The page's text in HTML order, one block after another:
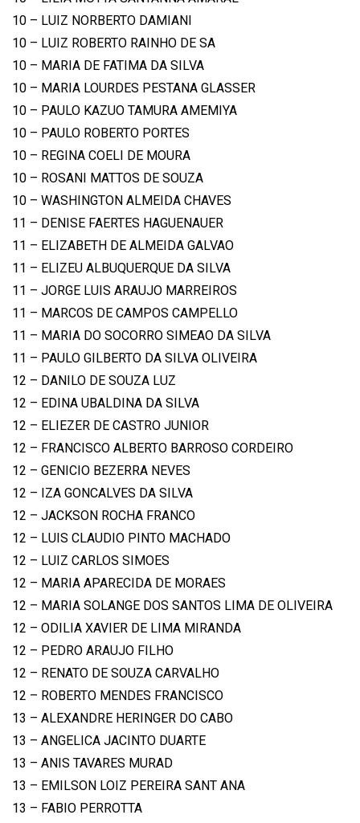
10 – LUIZ NORBERTO DAMIANI
10 – LUIZ ROBERTO RAINHO DE SA
10 – MARIA DE FATIMA DA SILVA
10 – MARIA LOURDES PESTANA GLASSER
10 – PAULO KAZUO TAMURA AMEMIYA
10 – PAULO ROBERTO PORTES
10 – REGINA COELI DE MOURA
10 – ROSANI MATTOS DE SOUZA
10 – WASHINGTON ALMEIDA CHAVES
11 – DENISE FAERTES HAGUENAUER
11 – ELIZABETH DE ALMEIDA GALVAO
11 – ELIZEU ALBUQUERQUE DA SILVA
11 – JORGE LUIS ARAUJO MARREIROS
11 – MARCOS DE CAMPOS CAMPELLO
11 – MARIA DO SOCORRO SIMEAO DA SILVA
11 – PAULO GILBERTO DA SILVA OLIVEIRA
12 – DANILO DE SOUZA LUZ
12 – EDINA UBALDINA DA SILVA
12 – ELIEZER DE CASTRO JUNIOR
12 – FRANCISCO ALBERTO BARROSO CORDEIRO
12 – GENICIO BEZERRA NEVES
12 – IZA GONCALVES DA SILVA
12 – JACKSON ROCHA FRANCO
12 – LUIS CLAUDIO PINTO MACHADO
12 – LUIZ CARLOS SIMOES
12 – MARIA APARECIDA DE MORAES
12 – MARIA SOLANGE DOS SANTOS LIMA DE OLIVEIRA
12 – ODILIA XAVIER DE LIMA MIRANDA
12 – PEDRO ARAUJO FILHO
12 – RENATO DE SOUZA CARVALHO
12 – ROBERTO MENDES FRANCISCO
13 – ALEXANDRE HERINGER DO CABO
13 – ANGELICA JACINTO DUARTE
13 – ANIS TAVARES MURAD
13 – EMILSON LOIZ PEREIRA SANT ANA
13 – FABIO PERROTTA